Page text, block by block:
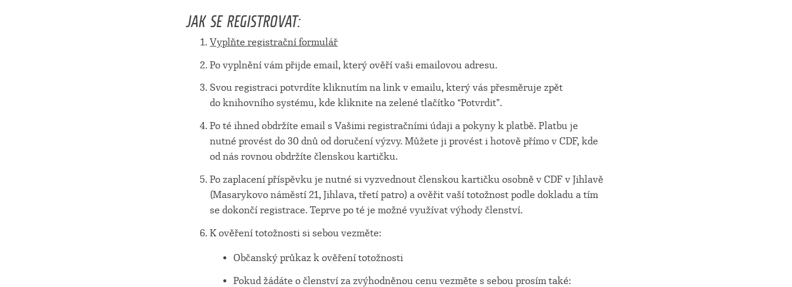
JAK SE REGISTROVAT:
Vyplňte registrační formulář
Po vyplnění vám přijde email, který ověří vaši emailovou adresu.
Svou registraci potvrdíte kliknutím na link v emailu, který vás přesměruje zpět
do knihovního systému, kde kliknite na zelené tlačítko “Potvrdit”.
Po té ihned obdržíte email s Vašimi registračními údaji a pokyny k platbě. Platbu je
nutné provést do 30 dnů od doručení výzvy. Můžete ji provést i hotově přímo v CDF, kde
od nás rovnou obdržíte členskou kartičku.
Po zaplacení příspěvku je nutné si vyzvednout členskou kartičku osobně v CDF v Jihlavě
(Masarykovo náměstí 21, Jihlava, třetí patro) a ověřit vaší totožnost podle dokladu a tím
se dokončí registrace. Teprve po té je možné využívat výhody členství.
K ověření totožnosti si sebou vezměte:
Občanský průkaz k ověření totožnosti
Pokud žádáte o členství za zvýhodněnou cenu vezměte s sebou prosím také: